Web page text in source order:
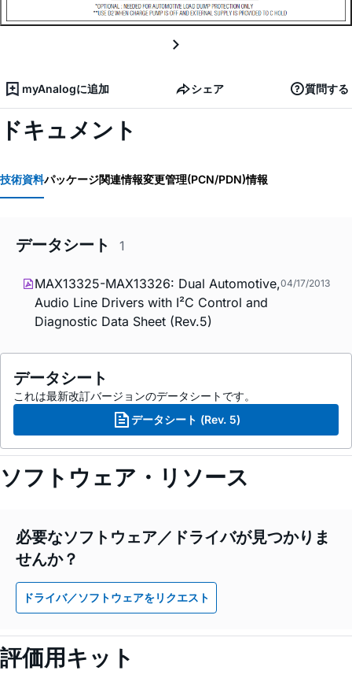
myAnalogに追加 シェア 質問する
ドキュメント
技術資料パッケージ関連情報変更管理(PCN/PDN)情報
データシート 1
MAX13325-MAX13326: Dual Automotive,
Audio Line Drivers with I²C Control and
Diagnostic Data Sheet (Rev.5)
04/17/2013
データシート
これは最新改訂バージョンのデータシートです。
データシート (Rev. 5)
ソフトウェア・リソース
必要なソフトウェア／ドライバが見つかりま
せんか？
ドライバ／ソフトウェアをリクエスト
評価用キット